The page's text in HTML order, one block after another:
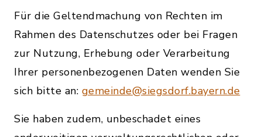
Für die Geltendmachung von Rechten im
Rahmen des Datenschutzes oder bei Fragen
zur Nutzung, Erhebung oder Verarbeitung
Ihrer personenbezogenen Daten wenden Sie
sich bitte an: gemeinde@siegsdorf.bayern.de
Sie haben zudem, unbeschadet eines